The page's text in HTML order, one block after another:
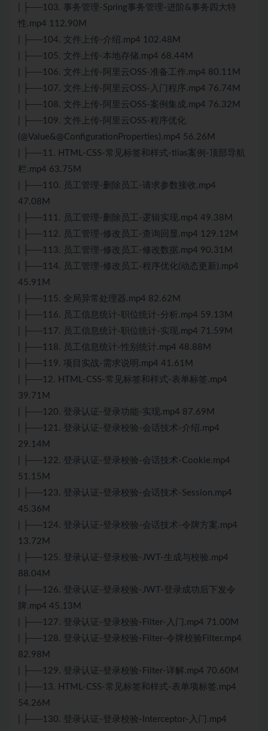
| ├──103. 事务管理-Spring事务管理-进阶&事务四大特
性.mp4 112.90M
| ├──104. 文件上传-介绍.mp4 102.48M
| ├──105. 文件上传-本地存储.mp4 68.44M
| ├──106. 文件上传-阿里云OSS-准备工作.mp4 80.11M
| ├──107. 文件上传-阿里云OSS-入门程序.mp4 76.74M
| ├──108. 文件上传-阿里云OSS-案例集成.mp4 76.32M
| ├──109. 文件上传-阿里云OSS-程序优化
(@Value&@ConfigurationProperties).mp4 56.26M
| ├──11. HTML-CSS-常见标签和样式-tlias案例-顶部导航
栏.mp4 63.75M
| ├──110. 员工管理-删除员工-请求参数接收.mp4
47.08M
| ├──111. 员工管理-删除员工-逻辑实现.mp4 49.38M
| ├──112. 员工管理-修改员工-查询回显.mp4 129.12M
| ├──113. 员工管理-修改员工-修改数据.mp4 90.31M
| ├──114. 员工管理-修改员工-程序优化(动态更新).mp4
45.91M
| ├──115. 全局异常处理器.mp4 82.62M
| ├──116. 员工信息统计-职位统计-分析.mp4 59.13M
| ├──117. 员工信息统计-职位统计-实现.mp4 71.59M
| ├──118. 员工信息统计-性别统计.mp4 48.88M
| ├──119. 项目实战-需求说明.mp4 41.61M
| ├──12. HTML-CSS-常见标签和样式-表单标签.mp4
39.71M
| ├──120. 登录认证-登录功能-实现.mp4 87.69M
| ├──121. 登录认证-登录校验-会话技术-介绍.mp4
29.14M
| ├──122. 登录认证-登录校验-会话技术-Cookie.mp4
51.15M
| ├──123. 登录认证-登录校验-会话技术-Session.mp4
45.36M
| ├──124. 登录认证-登录校验-会话技术-令牌方案.mp4
13.72M
| ├──125. 登录认证-登录校验-JWT-生成与校验.mp4
88.04M
| ├──126. 登录认证-登录校验-JWT-登录成功后下发令
牌.mp4 45.13M
| ├──127. 登录认证-登录校验-Filter-入门.mp4 71.00M
| ├──128. 登录认证-登录校验-Filter-令牌校验Filter.mp4
82.98M
| ├──129. 登录认证-登录校验-Filter-详解.mp4 70.60M
| ├──13. HTML-CSS-常见标签和样式-表单项标签.mp4
54.26M
| ├──130. 登录认证-登录校验-Interceptor-入门.mp4